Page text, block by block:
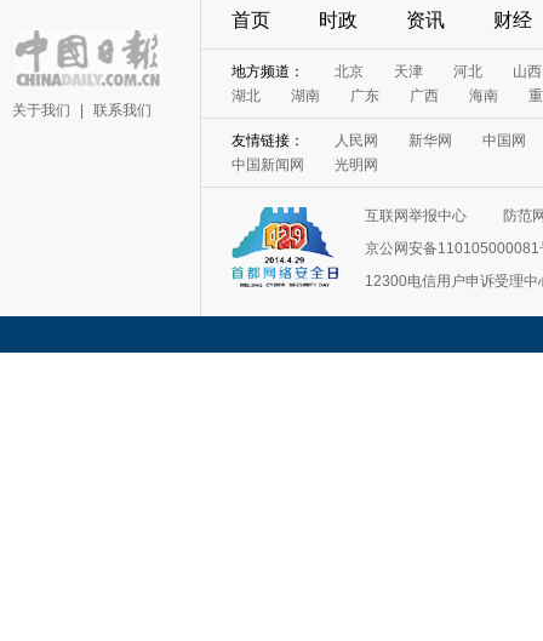
关于我们 联系我们
首页 时政 资讯 财经
地方频道： 北京 天津 河北
山西
湖北
湖南 广东 广西 海南
友情链接： 人民网 新华网
中国网
中国新闻网
光明网
互联网举报中心
防范
京公网安备110105000081
12300电信用户申诉受理中